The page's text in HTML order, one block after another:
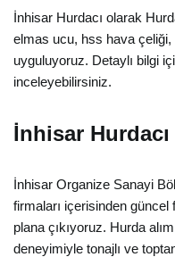
İnhisar Hurdacı olarak
elmas ucu, hss hava çeliği,
uyguluyoruz. Detaylı bilgi
inceleyebilirsiniz.
İnhisar
İnhisar Organize Sanayi
firmaları içerisinden
plana çıkıyoruz. Hurda
deneyimiyle tonajlı ve